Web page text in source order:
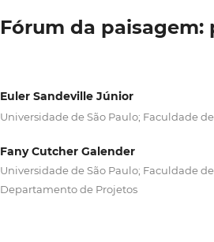
Fórum da paisagem:
Euler Sandeville Júnior
Universidade de São Paulo; Faculdade
Fany Cutcher Galender
Universidade de São Paulo; Faculdade
Departamento de Projetos